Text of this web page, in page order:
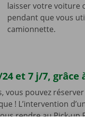
laisser votre voiture
pendant que vous
camionnette.
et 7 j/7, grâce
vous pouvez
! L’intervention
rendre au Pick-up